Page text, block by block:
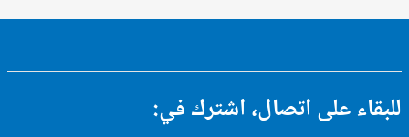
على اتصال، اشترك في: